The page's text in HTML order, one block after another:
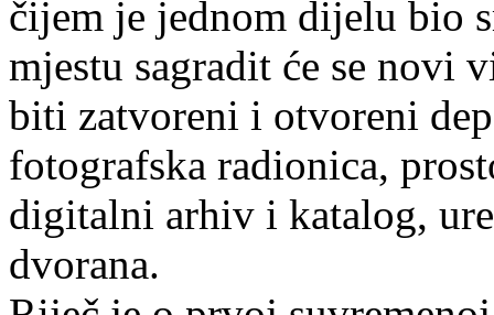
čijem je jednom dijelu bio
mjestu sagradit će se novi
biti zatvoreni i otvoreni
fotografska radionica,
digitalni arhiv i katalog,
dvorana.